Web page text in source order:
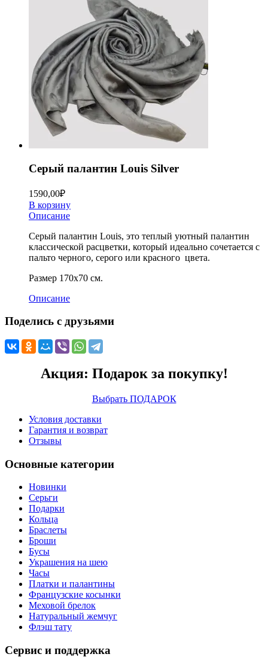
Серый палантин Louis Silver
1590,00₽
В корзину
Описание
Серый палантин Louis, это теплый уютный палантин
классической расцветки, который идеально сочетается с
пальто черного, серого или красного цвета.
Размер 170х70 см.
Описание
Поделись с друзьями
Акция: Подарок за покупку!
Выбрать ПОДАРОК
Условия доставки
Гарантия и возврат
Отзывы
Основные категории
Новинки
Серьги
Подарки
Кольца
Браслеты
Броши
Бусы
Украшения на шею
Часы
Платки и палантины
Французские косынки
Меховой брелок
Натуральный жемчуг
Флэш тату
Сервис и поддержка